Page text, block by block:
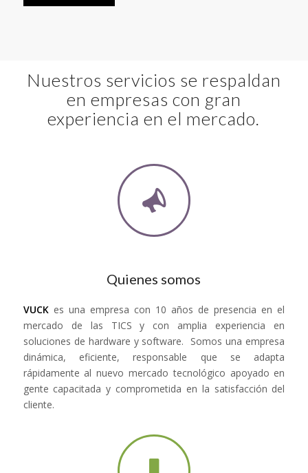
Nuestros servicios se respaldan
en empresas con gran
experiencia en el mercado.
Quienes somos
VUCKes una empresa con 10 años de presencia en el
mercado de las TICS y con amplia experiencia en
soluciones de hardware y software. Somos una empresa
dinámica, eficiente, responsable que se adapta
rápidamente al nuevo mercado tecnológico apoyado en
gente capacitada y comprometida en la satisfacción del
cliente.